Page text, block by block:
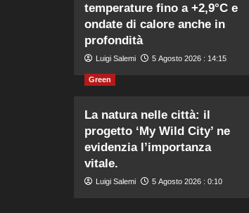
temperature fino a +2,9°C e
ondate di calore anche in
profondità
Luigi Salemi 5 Agosto 2026 : 14:15
Green
La natura nelle città: il
progetto ‘My Wild City’ ne
evidenzia l’importanza
vitale.
Luigi Salemi 5 Agosto 2026 : 0:10